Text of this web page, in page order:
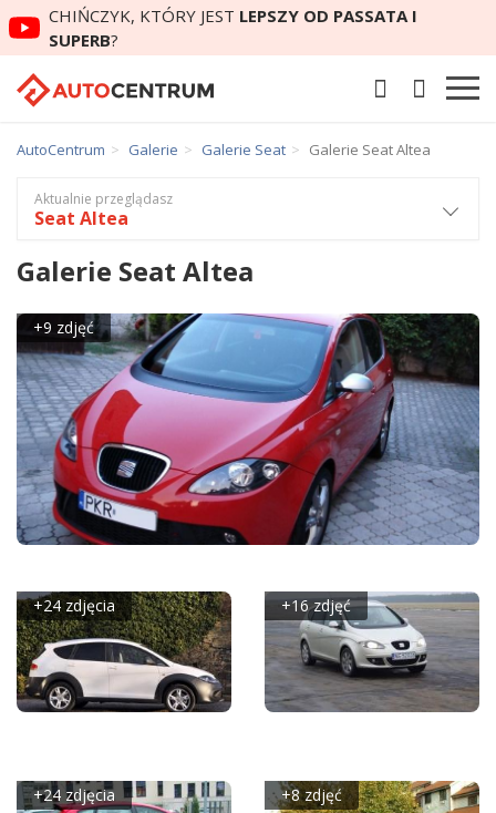
CHIŃCZYK, KTÓRY JEST LEPSZY OD PASSATA I
SUPERB?
AutoCentrum Galerie Galerie Seat Galerie Seat Altea
Galerie Seat Altea
+9 zdjęć
+24 zdjęcia +16 zdjęć
REDAKCYJNA
+24 zdjęcia +8 zdjęć
Aktualnie przeglądasz
Seat Altea